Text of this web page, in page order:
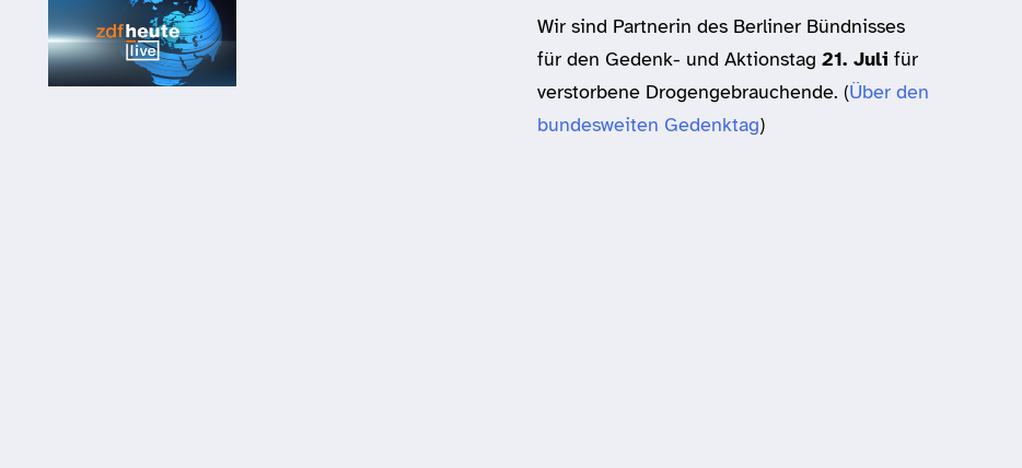
Wir sind Partnerin des Berliner Bündnisses
für den Gedenk- und Aktionstag21. Juli für
verstorbene Drogengebrauchende. (Über den
bundesweiten Gedenktag)